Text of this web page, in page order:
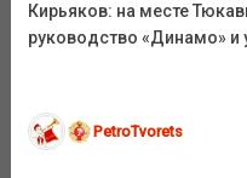
Кирьяков: на месте
руководство «Динамо» и
PetroTvorets